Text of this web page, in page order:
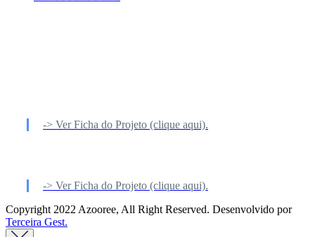
-> Ver Ficha do Projeto (clique aqui).
-> Ver Ficha do Projeto (clique aqui).
Copyright 2022 Azooree, All Right Reserved. Desenvolvido por
Terceira Gest.